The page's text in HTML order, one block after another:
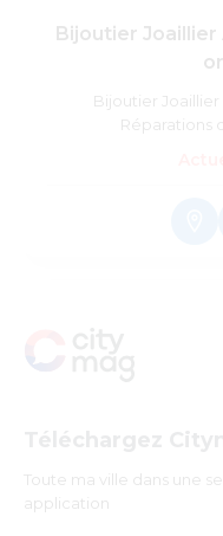
Bijoutier Joaillier
Bijoutier Joaillier
Réparations
Toute ma ville dans une
application